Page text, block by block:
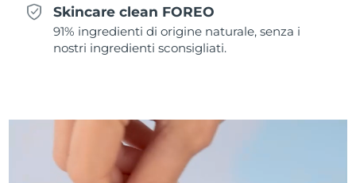
Skincare clean FOREO
91% ingredienti di origine naturale, senza i
nostri ingredienti sconsigliati.
Spagna Consegna stimata
Svezia Consegna stimata
Taiwan Consegna stimata8/15/26
Thailandia Consegna stimata